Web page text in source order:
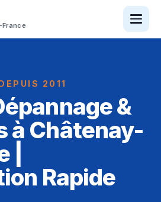
France
2011
&
à Châtenay-
Rapide